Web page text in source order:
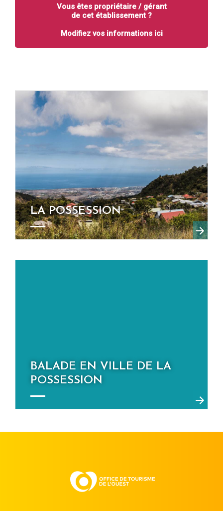
Vous êtes propriétaire / gérant
de cet établissement ?
Modifiez vos informations ici
LA POSSESSION
BALADE EN VILLE DE LA
POSSESSION